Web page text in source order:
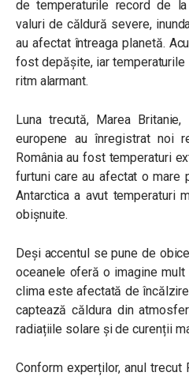
de temperaturile record de
valuri de căldură severe,
au afectat întreaga planetă.
fost depășite, iar
ritm alarmant.
Luna trecută, Marea
europene au înregistrat noi
România au fost temperaturi
furtuni care au afectat o mare
Antarctica a avut temperaturi
obișnuite.
Deși accentul se pune de
oceanele oferă o imagine
clima este afectată de
captează căldura din
radiațiile solare și de curenții
Conform experților, anul trecut